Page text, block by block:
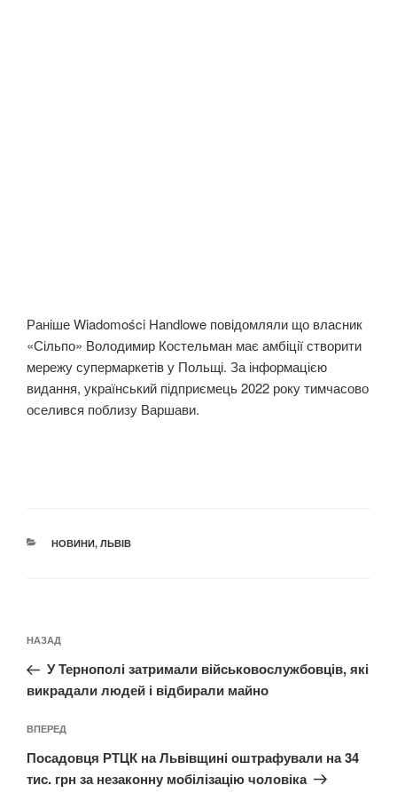
Раніше Wiadomości Handlowe повідомляли що власник
«Сільпо» Володимир Костельман має амбіції створити
мережу супермаркетів у Польщі. За інформацією
видання, український підприємець 2022 року тимчасово
оселився поблизу Варшави.
КАТЕГОРІЇ
НОВИНИ, ЛЬВІВ
записів
Попередній
запис:
НАЗАД
У Тернополі затримали військовослужбовців, які
викрадали людей і відбирали майно
Наступний
запис
ВПЕРЕД
Посадовця РТЦК на Львівщині оштрафували на 34
тис. грн за незаконну мобілізацію чоловіка